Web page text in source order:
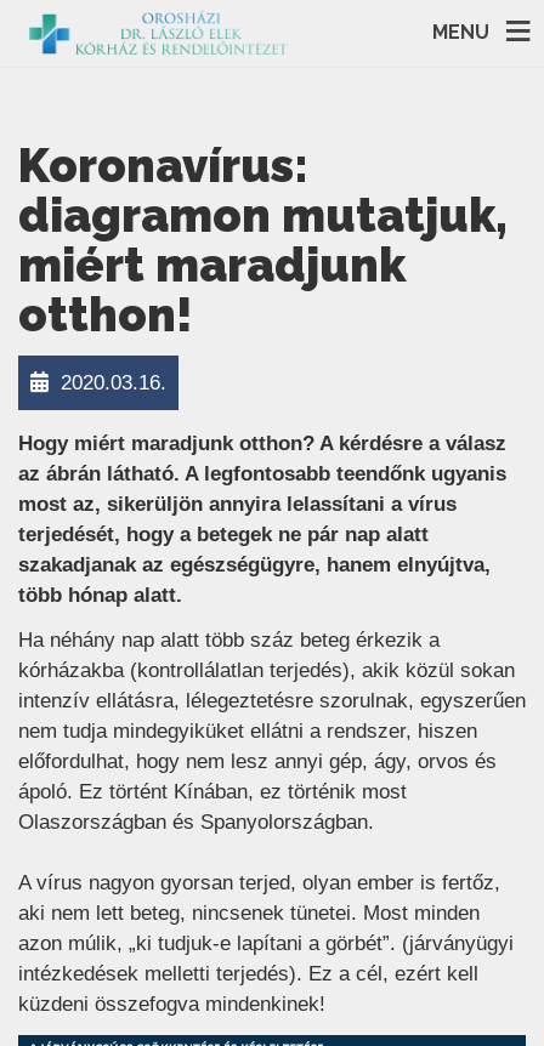
MENU
Koronavírus:
diagramon mutatjuk,
miért maradjunk
otthon!
2020.03.16.
Hogy miért maradjunk otthon? A kérdésre a válasz
az ábrán látható. A legfontosabb teendőnk ugyanis
most az, sikerüljön annyira lelassítani a vírus
terjedését, hogy a betegek ne pár nap alatt
szakadjanak az egészségügyre, hanem elnyújtva,
több hónap alatt.
Ha néhány nap alatt több száz beteg érkezik a
kórházakba (kontrollálatlan terjedés), akik közül sokan
intenzív ellátásra, lélegeztetésre szorulnak, egyszerűen
nem tudja mindegyiküket ellátni a rendszer, hiszen
előfordulhat, hogy nem lesz annyi gép, ágy, orvos és
ápoló. Ez történt Kínában, ez történik most
Olaszországban és Spanyolországban.
A vírus nagyon gyorsan terjed, olyan ember is fertőz,
aki nem lett beteg, nincsenek tünetei. Most minden
azon múlik, „ki tudjuk-e lapítani a görbét”. (járványügyi
intézkedések melletti terjedés). Ez a cél, ezért kell
küzdeni összefogva mindenkinek!